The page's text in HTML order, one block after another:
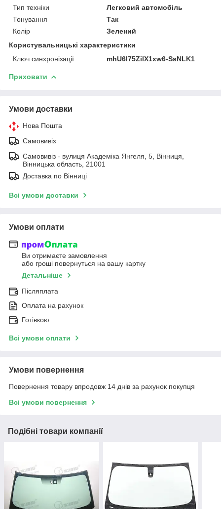
Тип техніки
Легковий автомобіль
Тонування
Так
Колір
Зелений
Користувальницькі характеристики
Ключ синхронізації
mhU6l75ZilX1xw6-SsNLK1
Приховати
Умови доставки
Нова Пошта
Самовивіз
Самовивіз - вулиця Академіка Янгеля, 5, Вінниця,
Вінницька область, 21001
Доставка по Вінниці
Всі умови доставки
Умови оплати
Ви отримаєте замовлення
або гроші повернуться на вашу картку
Детальніше
Післяплата
Оплата на рахунок
Готівкою
Всі умови оплати
Умови повернення
Повернення товару впродовж 14 днів за рахунок покупця
Всі умови повернення
Подібні товари компанії